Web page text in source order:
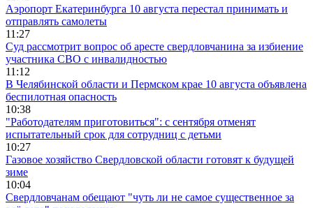
Аэропорт Екатеринбурга 10 августа перестал принимать и
отправлять самолеты
11:27
Суд рассмотрит вопрос об аресте свердловчанина за избиение
участника СВО с инвалидностью
11:12
В Челябинской области и Пермском крае 10 августа объявлена
беспилотная опасность
10:38
"Работодателям приготовиться": с сентября отменят
испытательный срок для сотрудниц с детьми
10:27
Газовое хозяйство Свердловской области готовят к будущей
зиме
10:04
Свердловчанам обещают "чуть ли не самое существенное за